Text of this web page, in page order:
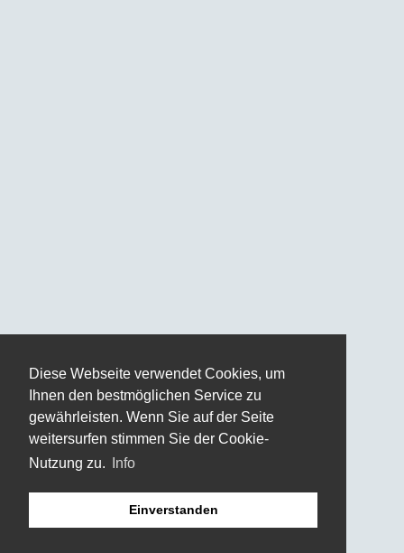
Diese Webseite verwendet Cookies, um
Ihnen den bestmöglichen Service zu
gewährleisten. Wenn Sie auf der Seite
weitersurfen stimmen Sie der Cookie-
Nutzung zu.
Info
Einverstanden